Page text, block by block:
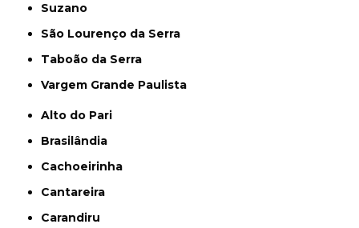
Suzano
São Lourenço da Serra
Taboão da Serra
Vargem Grande Paulista
Alto do Pari
Brasilândia
Cachoeirinha
Cantareira
Carandiru